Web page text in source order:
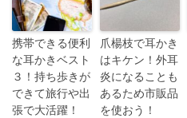
携帯できる便利
な耳かきベスト
３！持ち歩きが
できて旅行や出
張で大活躍！
爪楊枝で耳かき
はキケン！外耳
炎になることも
あるため市販品
を使おう！